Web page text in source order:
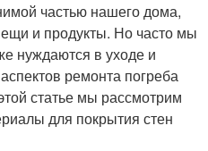
частью нашего дома,
и продукты. Но часто мы
нуждаются в уходе и
ремонта погреба
статье мы рассмотрим
для покрытия стен